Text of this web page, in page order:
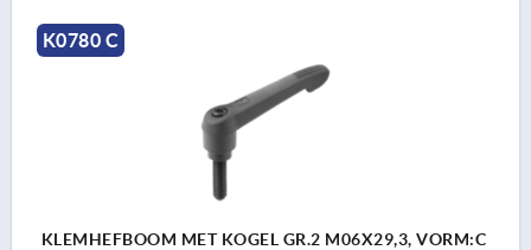
K0780 C
KLEMHEFBOOM MET KOGEL GR.2 M06X29,3, VORM:C